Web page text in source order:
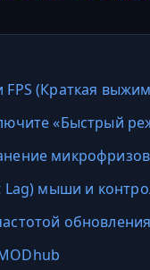
(Краткая
«Быстрый
микрофризов
Lag) мыши и